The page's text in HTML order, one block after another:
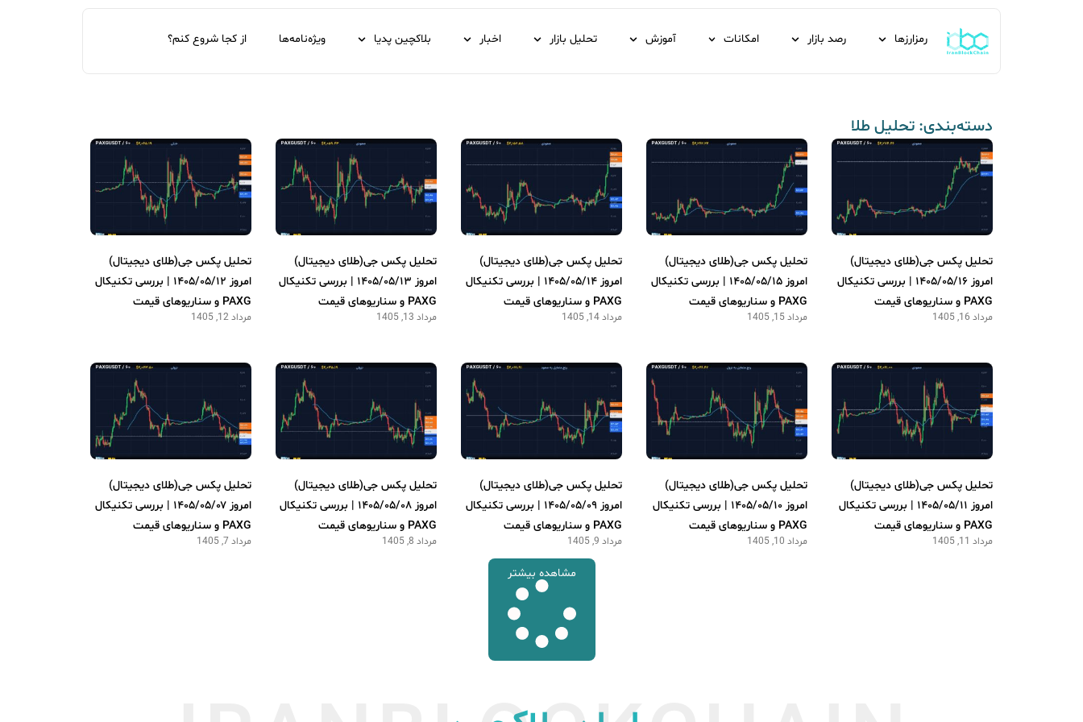
رمزارزها رصد بازار امکانات آموزش تحلیل بازار اخبار بلاکچین پدیا ویژه‌نامه‌ها از کجا شروع کنم؟
دسته‌بندی: تحلیل طلا
تحلیل پکس جی(طلای دیجیتال)
امروز ۱۴۰۵/۰۵/۱۶ | بررسی تکنیکال
PAXG و سناریوهای قیمت
مرداد 16, 1405
تحلیل پکس جی(طلای دیجیتال)
امروز ۱۴۰۵/۰۵/۱۵ | بررسی تکنیکال
PAXG و سناریوهای قیمت
مرداد 15, 1405
تحلیل پکس جی(طلای دیجیتال)
امروز ۱۴۰۵/۰۵/۱۴ | بررسی تکنیکال
PAXG و سناریوهای قیمت
مرداد 14, 1405
تحلیل پکس جی(طلای دیجیتال)
امروز ۱۴۰۵/۰۵/۱۳ | بررسی تکنیکال
PAXG و سناریوهای قیمت
مرداد 13, 1405
تحلیل پکس جی(طلای دیجیتال)
امروز ۱۴۰۵/۰۵/۱۲ | بررسی تکنیکال
PAXG و سناریوهای قیمت
مرداد 12, 1405
تحلیل پکس جی(طلای دیجیتال)
امروز ۱۴۰۵/۰۵/۱۱ | بررسی تکنیکال
PAXG و سناریوهای قیمت
مرداد 11, 1405
تحلیل پکس جی(طلای دیجیتال)
امروز ۱۴۰۵/۰۵/۱۰ | بررسی تکنیکال
PAXG و سناریوهای قیمت
مرداد 10, 1405
تحلیل پکس جی(طلای دیجیتال)
امروز ۱۴۰۵/۰۵/۰۹ | بررسی تکنیکال
PAXG و سناریوهای قیمت
مرداد 9, 1405
تحلیل پکس جی(طلای دیجیتال)
امروز ۱۴۰۵/۰۵/۰۸ | بررسی تکنیکال
PAXG و سناریوهای قیمت
مرداد 8, 1405
تحلیل پکس جی(طلای دیجیتال)
امروز ۱۴۰۵/۰۵/۰۷ | بررسی تکنیکال
PAXG و سناریوهای قیمت
مرداد 7, 1405
مشاهده بیشتر